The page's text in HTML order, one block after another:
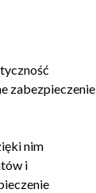
zabezpieczenie
nim
i